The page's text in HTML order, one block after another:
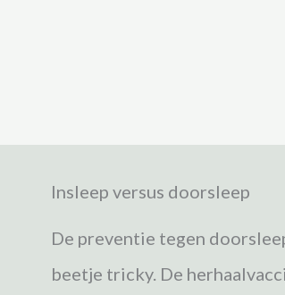
Insleep versus doorsleep
De preventie tegen
beetje tricky. De